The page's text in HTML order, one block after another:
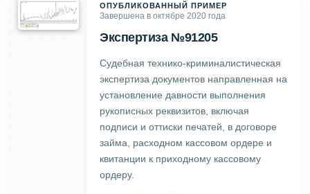
ОПУБЛИКОВАННЫЙ ПРИМЕР
Завершена в октябре 2020 года
Экспертиза №91205
Судебная технико-криминалистическая
экспертиза документов направленная на
установление давности выполнения
рукописных реквизитов, включая
подписи и оттиски печатей, в договоре
займа, расходном кассовом ордере и
квитанции к приходному кассовому
ордеру.